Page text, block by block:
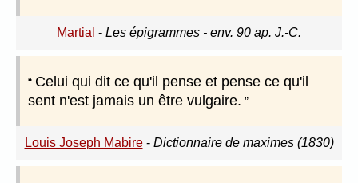
Martial - Les épigrammes - env. 90 ap. J.-C.
Celui qui dit ce qu'il pense et pense ce qu'il
sent n'est jamais un être vulgaire.
Louis Joseph Mabire- Dictionnaire de maximes (1830)